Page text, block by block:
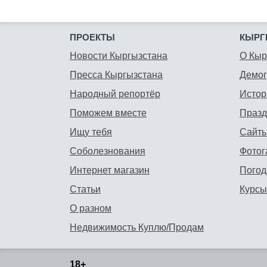
ПРОЕКТЫ
Новости Кыргызстана
Пресса Кыргызстана
Народный репортёр
Поможем вместе
Ищу тебя
Соболезнования
Интернет магазин
Статьи
О разном
Недвижимость Куплю/Продам
О
18+